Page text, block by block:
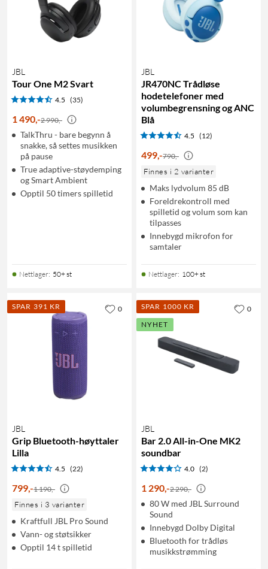
JBL
Tour One M2 Svart
4.5 (35)
1 490,-2 990,-
TalkThru - bare begynn å
snakke, så settes musikken
på pause
True adaptive-støydemping
og Smart Ambient
Opptil 50 timers spilletid
Nettlager: 50+ st
JBL
JR470NC Trådløse
hodetelefoner med
volumbegrensning og ANC
Blå
4.5 (12)
499,-790,-
Finnes i 2 varianter
Maks lydvolum 85 dB
Foreldrekontroll med
spilletid og volum som kan
tilpasses
Innebygd mikrofon for
samtaler
Nettlager: 100+ st
SPAR 391 KR
JBL
Grip Bluetooth-høyttaler
Lilla
4.5 (22)
799,-1 190,-
Finnes i 3 varianter
Kraftfull JBL Pro Sound
Vann- og støtsikker
Opptil 14 t spilletid
0
SPAR 1000 KR
NYHET
JBL
Bar 2.0 All-in-One MK2
soundbar
4.0 (2)
1 290,-2 290,-
80 W med JBL Surround
Sound
Innebygd Dolby Digital
Bluetooth for trådløs
musikkstrømming
0